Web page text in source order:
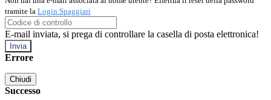
tramite la Login Spaggiari
E-mail inviata, si prega di controllare la casella di posta elettronica!
Errore
Chiudi
Successo